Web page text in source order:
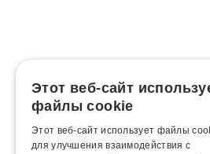
Этот веб-сайт
файлы cookie
Этот веб-сайт использует файлы
для улучшения взаимодействия с